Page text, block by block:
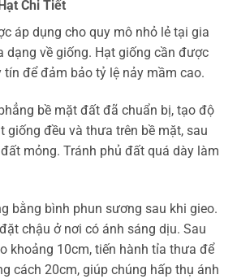
Chi Tiết
áp dụng cho quy mô nhỏ lẻ tại gia
dạng về giống. Hạt giống cần được
tín để đảm bảo tỷ lệ nảy mầm cao.
bề mặt đất đã chuẩn bị, tạo độ
giống đều và thưa trên bề mặt, sau
mỏng. Tránh phủ đất quá dày làm
bằng bình phun sương sau khi gieo.
chậu ở nơi có ánh sáng dịu. Sau
khoảng 10cm, tiến hành tỉa thưa để
cách 20cm, giúp chúng hấp thụ ánh